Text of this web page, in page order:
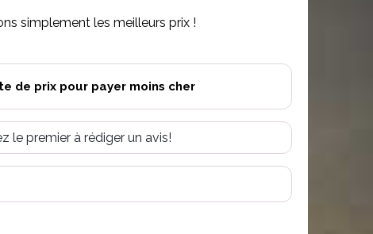
simplement les meilleurs prix !
de prix pour payer moins cher
le premier à rédiger un avis!